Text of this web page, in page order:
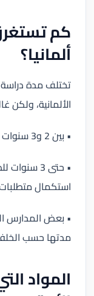
كم
ألمانيا؟
تختلف مدة دراسة
الألمانية، ولكن
• بين 2 و3 سنوات للطلاب في المرحلة الثانوية العليا.
• حتى 3
استكمال
• بعض المدارس
مدتها حسب
المواد